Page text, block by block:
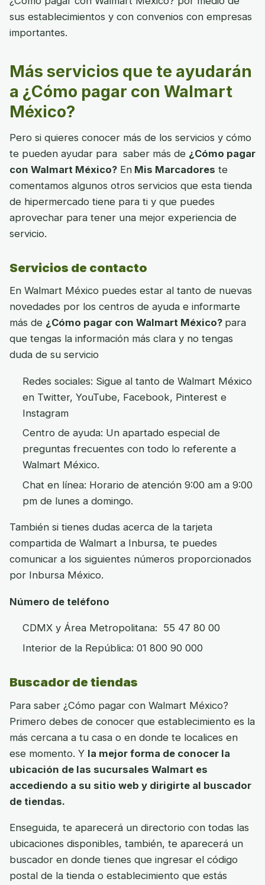
sus establecimientos y con convenios con empresas
importantes.
Más servicios que te ayudarán
a ¿Cómo pagar con Walmart
México?
Pero si quieres conocer más de los servicios y cómo
te pueden ayudar para saber más de ¿Cómo pagar
con Walmart México? En Mis Marcadores te
comentamos algunos otros servicios que esta tienda
de hipermercado tiene para ti y que puedes
aprovechar para tener una mejor experiencia de
servicio.
Servicios de contacto
En Walmart México puedes estar al tanto de nuevas
novedades por los centros de ayuda e informarte
más de ¿Cómo pagar con Walmart México? para
que tengas la información más clara y no tengas
duda de su servicio
Redes sociales: Sigue al tanto de Walmart México
en Twitter, YouTube, Facebook, Pinterest e
Instagram
Centro de ayuda: Un apartado especial de
preguntas frecuentes con todo lo referente a
Walmart México.
Chat en línea: Horario de atención 9:00 am a 9:00
pm de lunes a domingo.
También si tienes dudas acerca de la tarjeta
compartida de Walmart a Inbursa, te puedes
comunicar a los siguientes números proporcionados
por Inbursa México.
Número de teléfono
CDMX y Área Metropolitana: 55 47 80 00
Interior de la República: 01 800 90 000
Buscador de tiendas
Para saber ¿Cómo pagar con Walmart México?
Primero debes de conocer que establecimiento es la
más cercana a tu casa o en donde te localices en
ese momento. Y la mejor forma de conocer la
ubicación de las sucursales Walmart es
accediendo a su sitio web y dirigirte al buscador
de tiendas.
Enseguida, te aparecerá un directorio con todas las
ubicaciones disponibles, también, te aparecerá un
buscador en donde tienes que ingresar el código
postal de la tienda o establecimiento que estás